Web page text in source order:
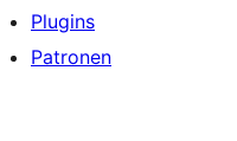
Plugins
Patronen